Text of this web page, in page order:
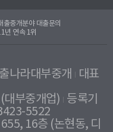
출중개분야 대출문의
년 연속 1위
나라대부중개
대표
부중개업) 등록기
5522
16층 (논현동, 디